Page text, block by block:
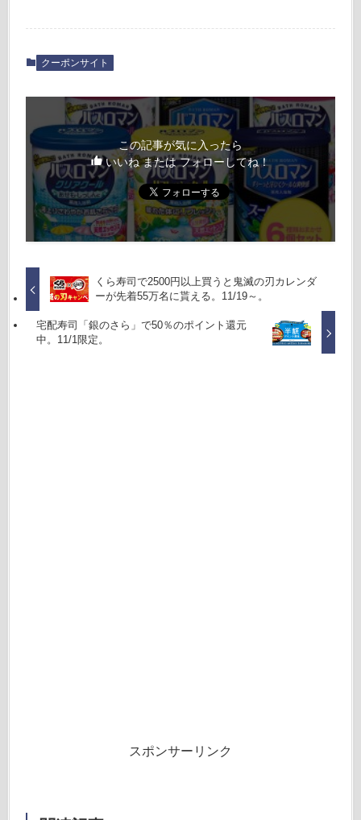
クーポンサイト
この記事が気に入ったら
いいね または フォローしてね！
くら寿司で2500円以上買うと鬼滅の刃カレンダ
ーが先着55万名に貰える。11/19～。
宅配寿司「銀のさら」で50％のポイント還元
中。11/1限定。
スポンサーリンク